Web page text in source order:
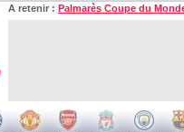
A retenir : Palmarès Coupe du